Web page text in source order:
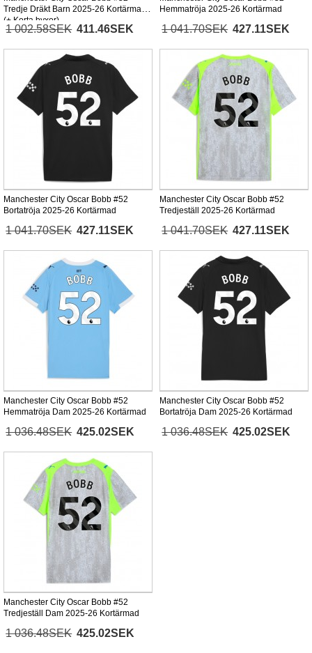
Tredje Dräkt Barn 2025-26 Kortärmad
(+ Korta byxor)
1 002.58SEK 411.46SEK
Hemmatröja 2025-26 Kortärmad
1 041.70SEK 427.11SEK
Manchester City Oscar Bobb #52
Bortatröja 2025-26 Kortärmad
1 041.70SEK 427.11SEK
Manchester City Oscar Bobb #52
Tredjeställ 2025-26 Kortärmad
1 041.70SEK 427.11SEK
Manchester City Oscar Bobb #52
Hemmatröja Dam 2025-26 Kortärmad
1 036.48SEK 425.02SEK
Manchester City Oscar Bobb #52
Bortatröja Dam 2025-26 Kortärmad
1 036.48SEK 425.02SEK
Manchester City Oscar Bobb #52
Tredjeställ Dam 2025-26 Kortärmad
1 036.48SEK 425.02SEK